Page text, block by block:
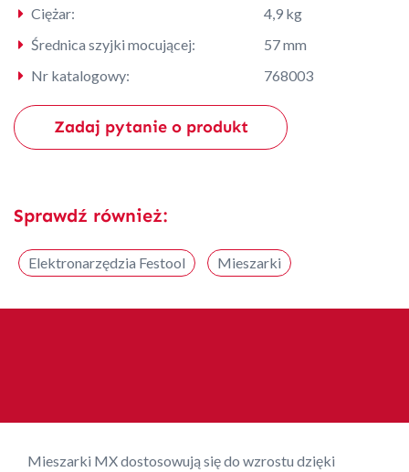
Ciężar:
4,9 kg
Średnica szyjki mocującej:
57 mm
Nr katalogowy:
768003
Zadaj pytanie o produkt
Sprawdź również:
Elektronarzędzia Festool Mieszarki
Mieszarki MX dostosowują się do wzrostu dzięki